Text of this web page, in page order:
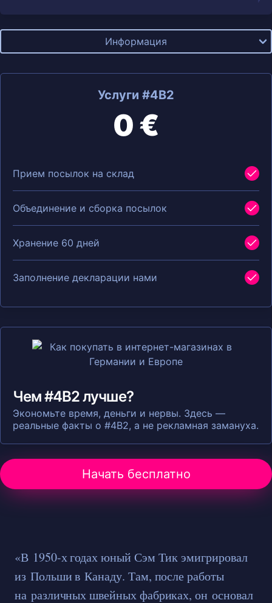
Информация
Услуги #4B2
0 €
Прием посылок на склад
Объединение и сборка посылок
Хранение 60 дней
Заполнение декларации нами
Чем #4B2 лучше?
Экономьте время, деньги и нервы. Здесь —
реальные факты о #4B2, а не рекламная замануха.
Начать бесплатно
«В 1950-х годах юный Сэм Тик эмигрировал
из Польши в Канаду. Там, после работы
на различных швейных фабриках, он основал